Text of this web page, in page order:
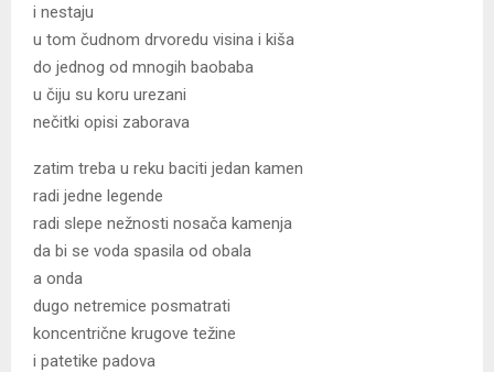
i nestaju
u tom čudnom drvoredu visina i kiša
do jednog od mnogih baobaba
u čiju su koru urezani
nečitki opisi zaborava
zatim treba u reku baciti jedan kamen
radi jedne legende
radi slepe nežnosti nosača kamenja
da bi se voda spasila od obala
a onda
dugo netremice posmatrati
koncentrične krugove težine
i patetike padova